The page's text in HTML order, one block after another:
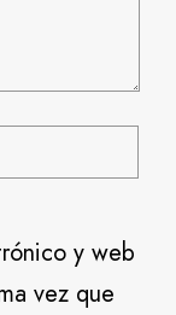
y web
vez que